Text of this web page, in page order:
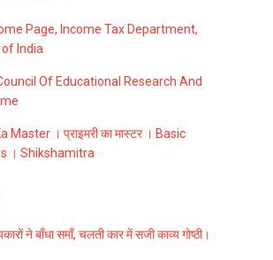
Page, Income Tax Department,
India
Of Educational Research And
। प्राइमरी का मास्टर । Basic
। Shikshamitra
ने बाँधा समाँ, चलती कार में सजी काव्य गोष्ठी।